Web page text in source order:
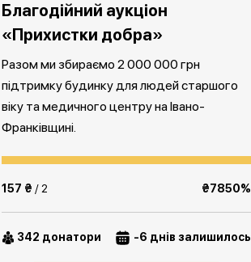
Благодійний аукціон
«Прихистки добра»
Разом ми збираємо 2 000 000 грн
підтримку будинку для людей старшого
віку та медичного центру на Івано-
Франківщині.
157 ₴ / 2 ₴7850%
342 донатори -6 днів залишилось